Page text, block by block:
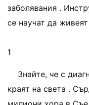
заболявания .
се научат да
1
Знайте, че с
краят на света .